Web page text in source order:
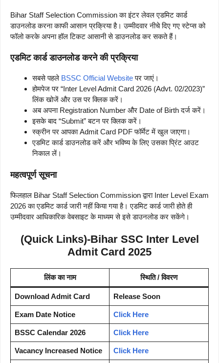
Bihar Staff Selection Commission का इंटर लेवल एडमिट कार्ड
डाउनलोड करना काफी आसान प्रक्रिया है। उम्मीदवार नीचे दिए गए स्टेप्स को
फॉलो करके अपना हॉल टिकट आसानी से डाउनलोड कर सकते हैं।
एडमिट कार्ड डाउनलोड करने की प्रक्रिया
सबसे पहले BSSC Official Websiteपर जाएं।
होमपेज पर “Inter Level Admit Card 2026 (Advt. 02/2023)”
लिंक खोजें और उस पर क्लिक करें।
अब अपना Registration Number और Date of Birth दर्ज करें।
इसके बाद “Submit” बटन पर क्लिक करें।
स्क्रीन पर आपका Admit Card PDF फॉर्मेट में खुल जाएगा।
एडमिट कार्ड डाउनलोड करें और भविष्य के लिए उसका प्रिंट आउट
निकाल लें।
महत्वपूर्ण सूचना
फिलहाल Bihar Staff Selection Commission द्वारा Inter Level Exam
2026 का एडमिट कार्ड जारी नहीं किया गया है। एडमिट कार्ड जारी होते ही
उम्मीदवार आधिकारिक वेबसाइट के माध्यम से इसे डाउनलोड कर सकेंगे।
(Quick Links)-Bihar SSC Inter Level
Admit Card 2025
लिंक का नाम स्थिति / विवरण
Download Admit Card Release Soon
Exam Date Notice Click Here
BSSC Calendar 2026 Click Here
Vacancy Increased Notice Click Here